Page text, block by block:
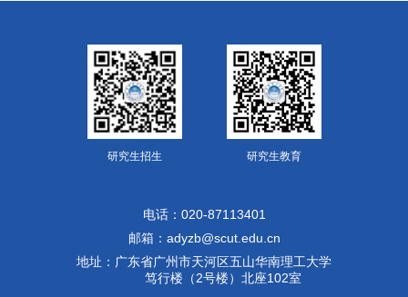
研究生招生 研究生教育
电话：020-87113401
邮箱：adyzb@scut.edu.cn
地址：广东省广州市天河区五山华南理工大学
笃行楼（2号楼）北座102室